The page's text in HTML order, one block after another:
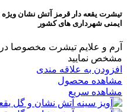
تیشرت یقعه دار قرمز آتش نشان
ایمنی شهرداری های کشور
آرم و علایم تیشرت مخصوصا
مشخص نمایید
افزودن به علاقه مندی
مشاهده محصول
مشاهده سریع